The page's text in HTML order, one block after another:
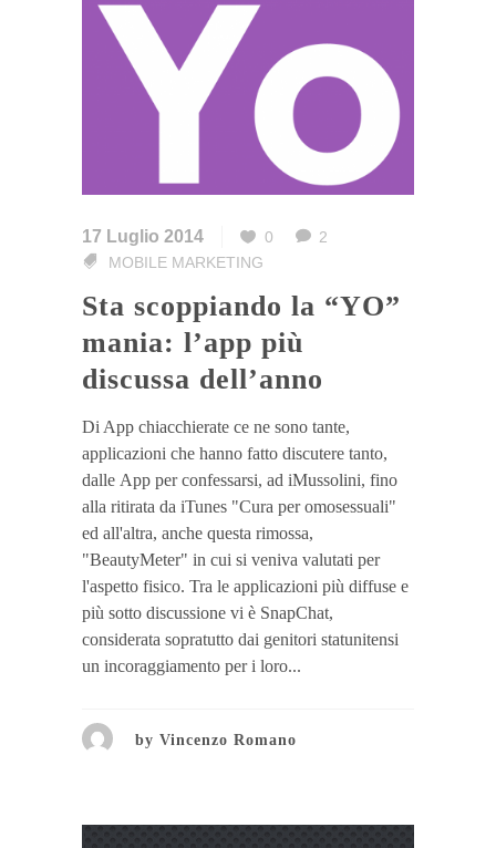
17 Luglio 2014 0
2
MOBILE MARKETING
Sta scoppiando la “YO”
mania: l’app più
discussa dell’anno
Di App chiacchierate ce ne sono tante,
applicazioni che hanno fatto discutere tanto,
dalle App per confessarsi, ad iMussolini, fino
alla ritirata da iTunes "Cura per omosessuali"
ed all'altra, anche questa rimossa,
"BeautyMeter" in cui si veniva valutati per
l'aspetto fisico. Tra le applicazioni più diffuse e
più sotto discussione vi è SnapChat,
considerata sopratutto dai genitori statunitensi
un incoraggiamento per i loro...
by Vincenzo Romano